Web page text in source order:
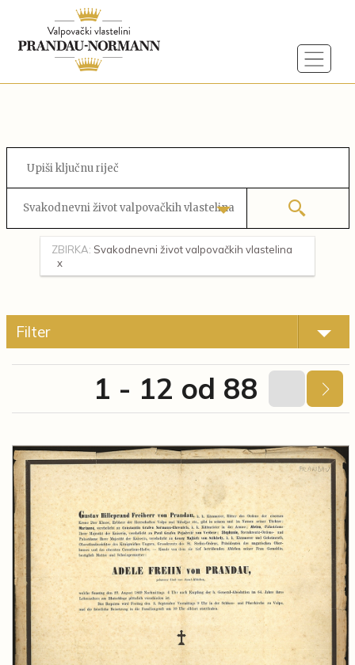
Svakodnevni život valpovačkih vlastelina
ZBIRKA: Svakodnevni život valpovačkih vlastelina
Filter
1 - 12 od 88